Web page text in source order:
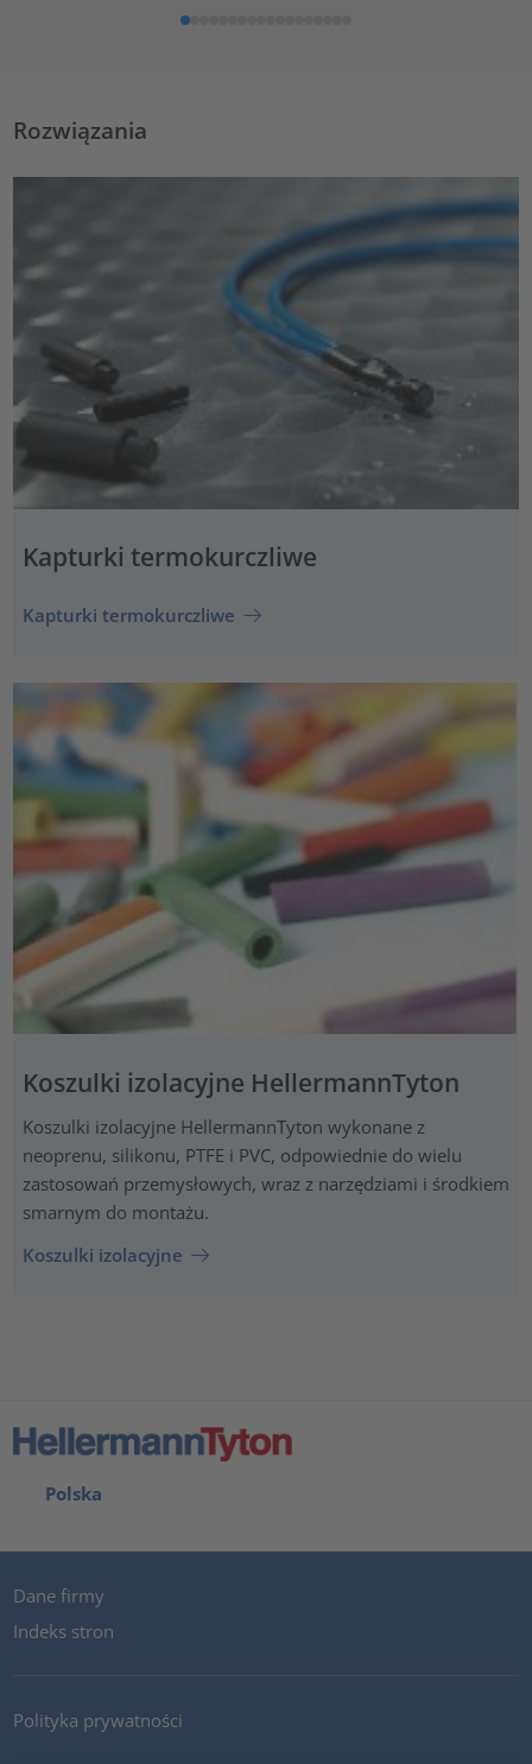
Rozwiązania
Kapturki termokurczliwe
Kapturki termokurczliwe
Koszulki izolacyjne HellermannTyton
Koszulki izolacyjne HellermannTyton wykonane z
neoprenu, silikonu, PTFE i PVC, odpowiednie do wielu
zastosowań przemysłowych, wraz z narzędziami i środkiem
smarnym do montażu.
Koszulki izolacyjne
Polska
Dane firmy
Indeks stron
Polityka prywatności